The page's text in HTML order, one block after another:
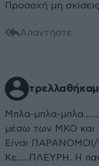
Προσοχή μη
Απαντήστε
Μπλα-μπλα-
μέσω των ΜΚΟ και
Είναι ΠΑΡΑΝΟΜΟΙ/
Κε.....ΠΛΕΥΡΗ. Η